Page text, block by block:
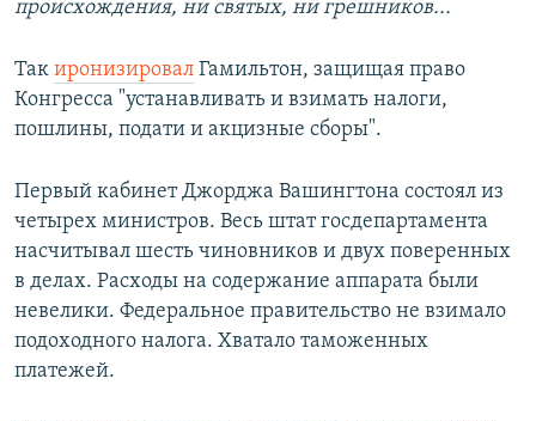
происхождения, ни святых, ни грешников...
Так иронизировал Гамильтон, защищая право
Конгресса "устанавливать и взимать налоги,
пошлины, подати и акцизные сборы".
Первый кабинет Джорджа Вашингтона состоял из
четырех министров. Весь штат госдепартамента
насчитывал шесть чиновников и двух поверенных
в делах. Расходы на содержание аппарата были
невелики. Федеральное правительство не взимало
подоходного налога. Хватало таможенных
платежей.